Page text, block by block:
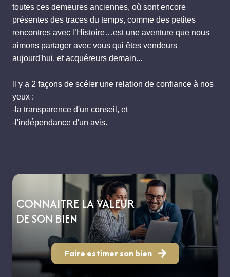
CONNAITRE LA VALEUR
DE SON BIEN
Faire estimer son bien
toutes ces demeures anciennes, où sont encore
présentes des traces du temps, comme des petites
rencontres avec l’Histoire…est une aventure que nous
aimons partager avec vous qui êtes vendeurs
aujourd'hui, et acquéreurs demain...
ll y a 2 façons de scéler une relation de confiance à nos
yeux :
-la transparence d'un conseil, et
-l'indépendance d'un avis.